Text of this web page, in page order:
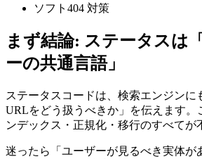
ソフト404 対策
まず結論: ステータスは
ーの共通言語」
ステータスコードは、検索エンジンに
URLをどう扱うべきか」を伝えます。
ンデックス・正規化・移行のすべてが
迷ったら「ユーザーが見るべき実体が